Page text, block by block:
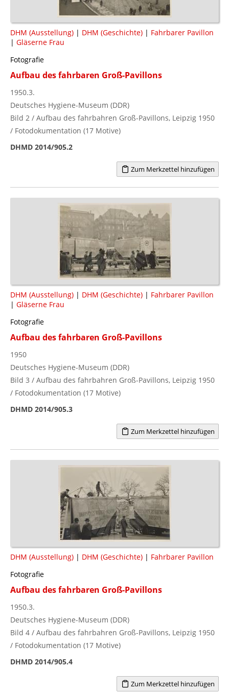
DHM (Ausstellung) | DHM (Geschichte) | Fahrbarer Pavillon
| Gläserne Frau
Fotografie
Aufbau des fahrbaren Groß-Pavillons
1950.3.
Deutsches Hygiene-Museum (DDR)
Bild 2 / Aufbau des fahrbahren Groß-Pavillons, Leipzig 1950
/ Fotodokumentation (17 Motive)
DHMD 2014/905.2
Zum Merkzettel hinzufügen
DHM (Ausstellung) | DHM (Geschichte) | Fahrbarer Pavillon
| Gläserne Frau
Fotografie
Aufbau des fahrbaren Groß-Pavillons
1950
Deutsches Hygiene-Museum (DDR)
Bild 3 / Aufbau des fahrbahren Groß-Pavillons, Leipzig 1950
/ Fotodokumentation (17 Motive)
DHMD 2014/905.3
Zum Merkzettel hinzufügen
DHM (Ausstellung) | DHM (Geschichte) | Fahrbarer Pavillon
Fotografie
Aufbau des fahrbaren Groß-Pavillons
1950.3.
Deutsches Hygiene-Museum (DDR)
Bild 4 / Aufbau des fahrbahren Groß-Pavillons, Leipzig 1950
/ Fotodokumentation (17 Motive)
DHMD 2014/905.4
Zum Merkzettel hinzufügen